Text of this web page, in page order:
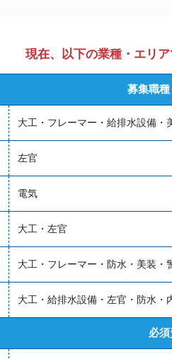
現在、以下の業種・エリ
募集職
大工・フレーマー・給排水設備・
左官
電気
大工・左官
大工・フレーマー・防水・美装・
大工・給排水設備・左官・防水・
必